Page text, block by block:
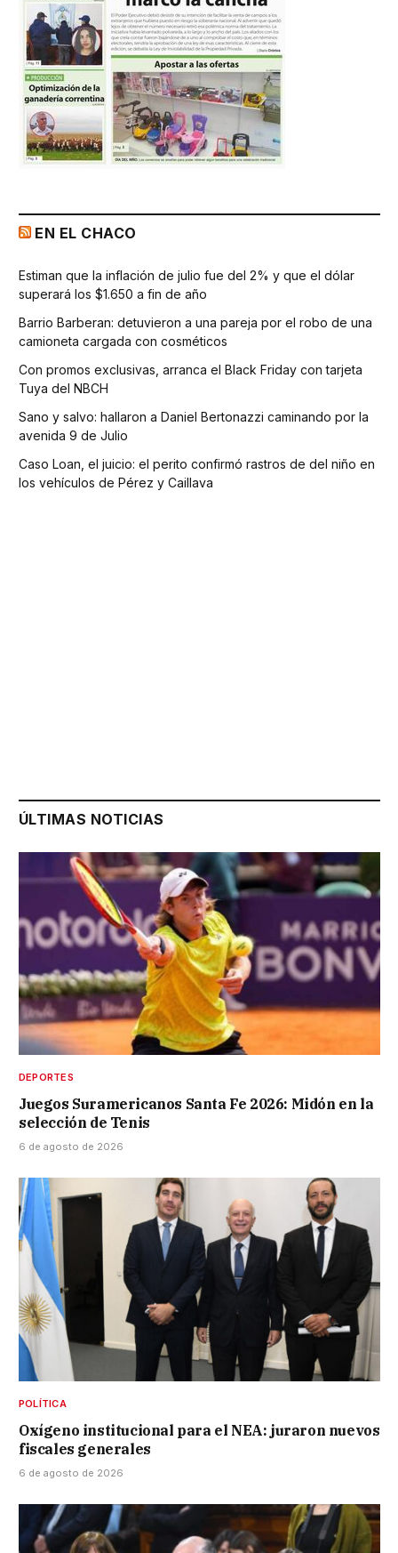
EN EL CHACO
Estiman que la inflación de julio fue del 2% y que el dólar
superará los $1.650 a fin de año
Barrio Barberan: detuvieron a una pareja por el robo de una
camioneta cargada con cosméticos
Con promos exclusivas, arranca el Black Friday con tarjeta
Tuya del NBCH
Sano y salvo: hallaron a Daniel Bertonazzi caminando por la
avenida 9 de Julio
Caso Loan, el juicio: el perito confirmó rastros de del niño en
los vehículos de Pérez y Caillava
ÚLTIMAS NOTICIAS
DEPORTES
Juegos Suramericanos Santa Fe 2026: Midón en la
selección de Tenis
6 de agosto de 2026
POLÍTICA
Oxígeno institucional para el NEA: juraron nuevos
fiscales generales
6 de agosto de 2026